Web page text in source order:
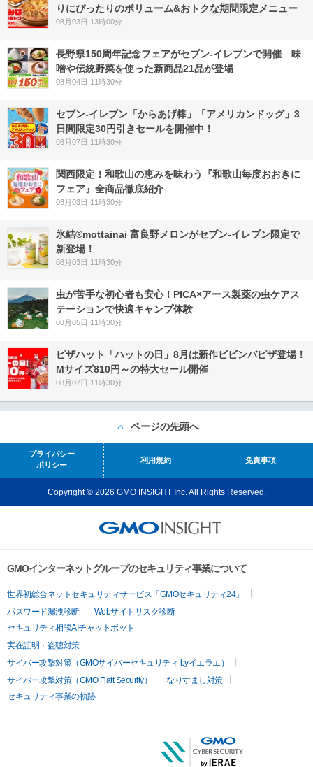
りにぴったりのボリューム&おトクな期間限定メニュー
08月03日 13時00分
長野県150周年記念フェアがセブン-イレブンで開催 味
噌や伝統野菜を使った新商品21品が登場
08月04日 11時30分
セブン‐イレブン「からあげ棒」「アメリカンドッグ」3
日間限定30円引きセールを開催中！
08月07日 11時30分
関西限定！和歌山の恵みを味わう『和歌山毎度おおきに
フェア』全商品徹底紹介
08月03日 11時30分
氷結®mottainai 富良野メロンがセブン‐イレブン限定で
新登場！
08月03日 11時30分
虫が苦手な初心者も安心！PICA×アース製薬の虫ケアス
テーションで快適キャンプ体験
08月05日 11時30分
ピザハット「ハットの日」8月は新作ビビンバピザ登場！
Mサイズ810円～の特大セール開催
08月07日 11時30分
ページの先頭へ
プライバシー
ポリシー
利用規約 免責事項
Copyright © 2026 GMO INSIGHT Inc. All Rights Reserved.
GMOインターネットグループのセキュリティ事業について
世界初総合ネットセキュリティサービス「GMOセキュリティ24」
パスワード漏洩診断
Webサイトリスク診断
セキュリティ相談AIチャットボット
実在証明・盗聴対策
サイバー攻撃対策（GMOサイバーセキュリティ byイエラエ）
サイバー攻撃対策（GMO Flatt Security）
なりすまし対策
セキュリティ事業の軌跡